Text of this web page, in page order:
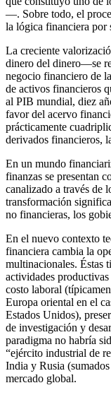
—. Sobre todo, el
la lógica financiera por
La creciente
dinero del dinero—se
negocio financiero de
de activos financieros
al PIB mundial, diez
favor del acervo
prácticamente
derivados financieros,
En un mundo
finanzas se presentan
canalizado a través de
transformación
no financieras, los
En el nuevo contexto
financiera cambia la
multinacionales. Éstas
actividades
costo laboral
Europa oriental en el
Estados Unidos),
de investigación y
paradigma no habría
“ejército industrial de
India y Rusia
mercado global.